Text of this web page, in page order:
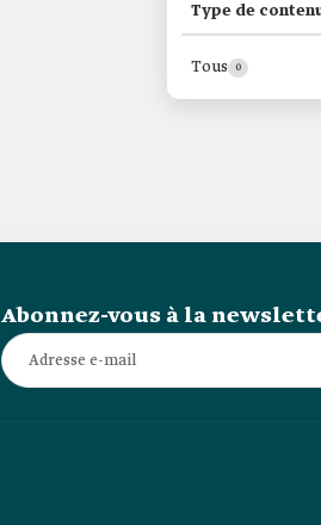
Type de
Tous 0
Abonnez-vous à la